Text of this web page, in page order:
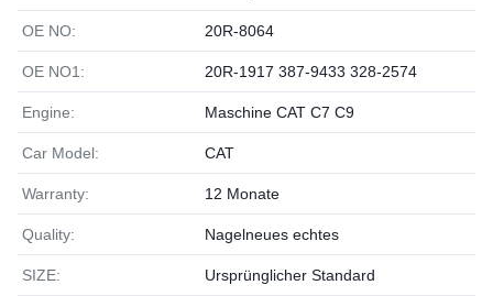
OE NO: 20R-8064
OE NO1: 20R-1917 387-9433 328-2574
Engine: Maschine CAT C7 C9
Car Model: CAT
Warranty: 12 Monate
Quality: Nagelneues echtes
SIZE: Ursprünglicher Standard